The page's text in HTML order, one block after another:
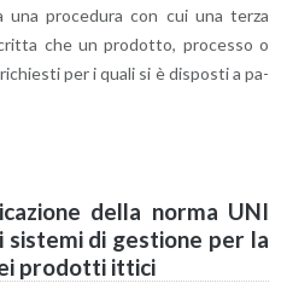
pro­ce­du­ra con cui una terza
che un pro­dot­to, pro­ces­so o
per i quali si è di­spo­sti a pa­
della norma UNI
si­ste­mi di ge­stio­ne per la
pro­dot­ti it­ti­ci